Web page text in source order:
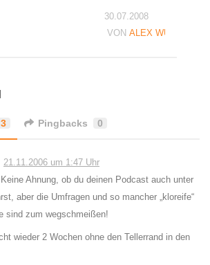
30.07.2008
VONALEX WUNSCHEL
3 Pingbacks 0
21.11.2006 um 1:47 Uhr
Ahnung, ob du deinen Podcast auch unter
aber die Umfragen und so mancher „kloreife“
sind zum wegschmeißen!
wieder 2 Wochen ohne den Tellerrand in den